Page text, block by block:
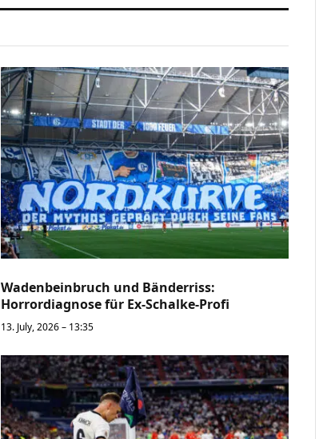
Wadenbeinbruch und Bänderriss:
Horrordiagnose für Ex-Schalke-Profi
13. July, 2026 – 13:35